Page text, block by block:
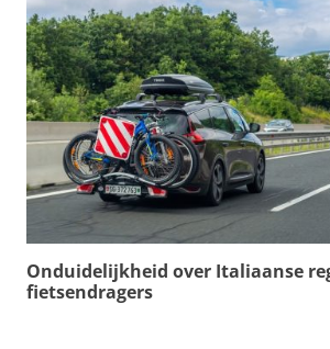
Onduidelijkheid over Italiaanse
fietsendragers